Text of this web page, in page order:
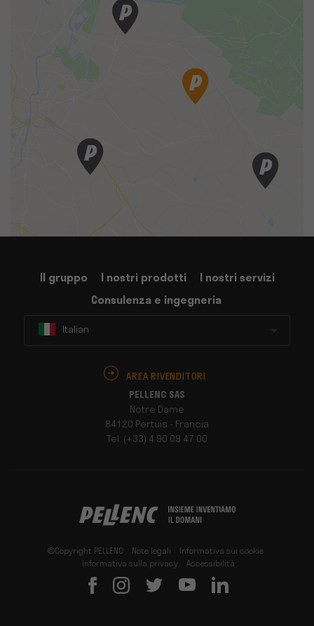
Il gruppo I nostri prodotti
I nostri servizi
Consulenza e ingegneria
Italian
AREA RIVENDITORI
PELLENC SAS
Notre Dame
84120 Pertuis - Francia
Tel: (+33) 4 90 09 47 00
©Copyright PELLENC Note legali
Informativa sui cookie
Informativa sulla privacy
Accessibilità